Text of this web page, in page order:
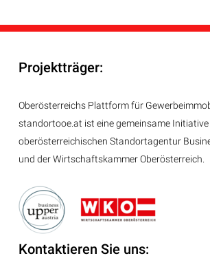
Projektträger:
Oberösterreichs Plattform für
standortooe.at ist eine gemeinsame Initiative
oberösterreichischen Standortagentur
und der Wirtschaftskammer Oberösterreich.
Kontaktieren Sie uns: